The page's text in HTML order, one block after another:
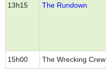
13h15 The Rundown
15h00 The Wrecking Crew